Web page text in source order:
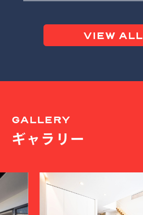
VIEW ALL
GALLERY
ギャラリー